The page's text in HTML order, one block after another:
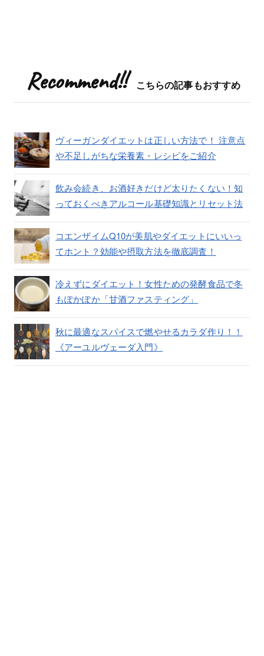
Recommend!! こちらの記事もおすすめ
ヴィーガンダイエットは正しい方法で！ 注意点
や不足しがちな栄養素・レシピをご紹介
飲み会続き、お酒好きだけど太りたくない！知
っておくべきアルコール基礎知識とリセット法
コエンザイムQ10が美肌やダイエットにいいっ
てホント？効能や摂取方法を徹底調査！
冷えずにダイエット！女性ための発酵食品で冬
もぽかぽか「甘酒ファスティング」
秋に最適なスパイスで燃やせるカラダ作り！！
《アーユルヴェーダ入門》